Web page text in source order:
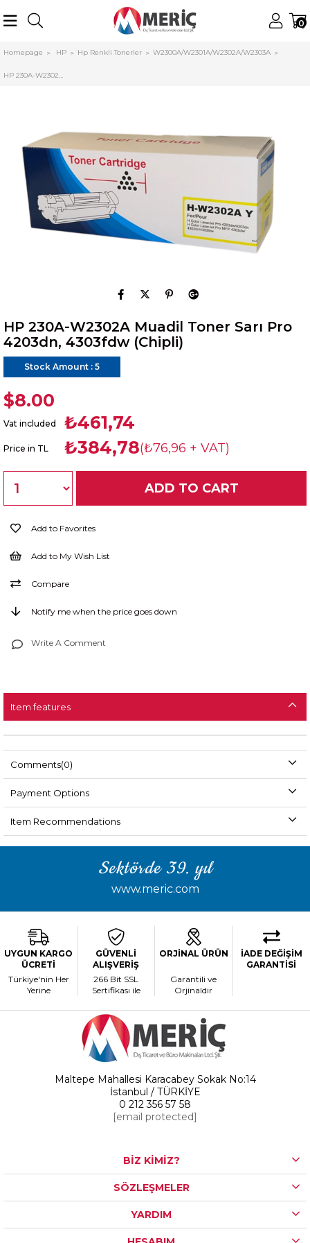
0
Homepage HP Hp Renkli Tonerler W2300A/W2301A/W2302A/W2303A
HP 230A-W2302A Muadil Toner Sarı Pro 4203dn, 4303fdw (Chipli)
HP 230A-W2302A Muadil Toner Sarı Pro
4203dn, 4303fdw (Chipli)
Stock Amount : 5
$8.00
Vat included ₺461,74
Price in TL ₺384,78(₺76,96 + VAT)
Add to Favorites
Add to My Wish List
Compare
Notify me when the price goes down
Write A Comment
Item features
Comments(0)
Payment Options
Item Recommendations
Sektörde 39. yıl
www.meric.com
UYGUN KARGO
ÜCRETİ
Türkiye'nin Her
Yerine
GÜVENLİ
ALIŞVERİŞ
266 Bit SSL
Sertifikası ile
ORJİNAL ÜRÜN
Garantili ve
Orjinaldir
İADE DEĞİŞİM
GARANTİSİ
Maltepe Mahallesi Karacabey Sokak No:14
İstanbul / TÜRKİYE
0 212 356 57 58
[email protected]
BİZ KİMİZ?
SÖZLEŞMELER
YARDIM